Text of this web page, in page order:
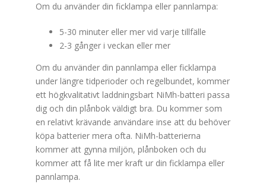
Om du använder din ficklampa eller pannlampa:
5-30 minuter eller mer vid varje tillfälle
2-3 gånger i veckan eller mer
Om du använder din pannlampa eller ficklampa
under längre tidperioder och regelbundet, kommer
ett högkvalitativt laddningsbart NiMh-batteri passa
dig och din plånbok väldigt bra. Du kommer som
en relativt krävande användare inse att du behöver
köpa batterier mera ofta. NiMh-batterierna
kommer att gynna miljön, plånboken och du
kommer att få lite mer kraft ur din ficklampa eller
pannlampa.